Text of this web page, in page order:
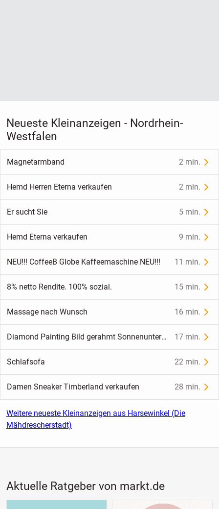
Neueste Kleinanzeigen - Nordrhein-
Westfalen
Magnetarmband 2 min.
Hemd Herren Eterna verkaufen 2 min.
Er sucht Sie 5 min.
Hemd Eterna verkaufen 9 min.
NEU!!! CoffeeB Globe Kaffeemaschine NEU!!! 11 min.
8% netto Rendite. 100% sozial. 15 min.
Massage nach Wunsch 16 min.
Diamond Painting Bild gerahmt Sonnenuntergang am Strand 17 min.
Schlafsofa 22 min.
Damen Sneaker Timberland verkaufen 28 min.
Weitere neueste Kleinanzeigen aus Harsewinkel (Die
Mähdrescherstadt)
Aktuelle Ratgeber von markt.de